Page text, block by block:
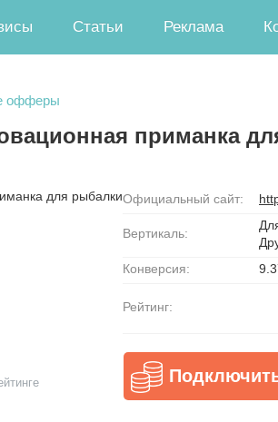
Статьи Реклама
офферы
приманка
Официальный сайт:
Вертикаль:
Конверсия:
Рейтинг: